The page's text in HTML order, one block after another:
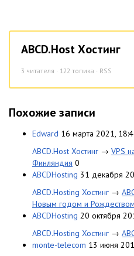
ABCD.Host Хостинг
3 читателя · 122 топика · RSS
Похожие записи
Edward 16 марта 2021,
ABCD.Host Хостинг → VPS
Финляндия 0
ABCDHosting 31 декабря
ABCD.Hosting Хостинг →
Новым годом и
ABCDHosting 20 октября
ABCD.Hosting Хостинг →
monte-telecom 13 июня